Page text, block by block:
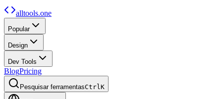
alltools.one
Popular
Design
Dev Tools
BlogPricing
Pesquisar ferramentasCtrlK